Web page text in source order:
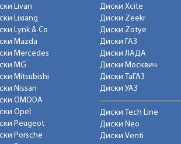
Livan
Lixiang
Lynk & Co
Mazda
Mercedes
MG
Mitsubishi
Nissan
OMODA
Opel
Peugeot
Porsche
Диски Xcite
Диски Zeekr
Диски Zotye
Диски ГАЗ
Диски ЛАДА
Диски Москвич
Диски ТаГАЗ
Диски УАЗ
Диски Tech Line
Диски Neo
Диски Venti